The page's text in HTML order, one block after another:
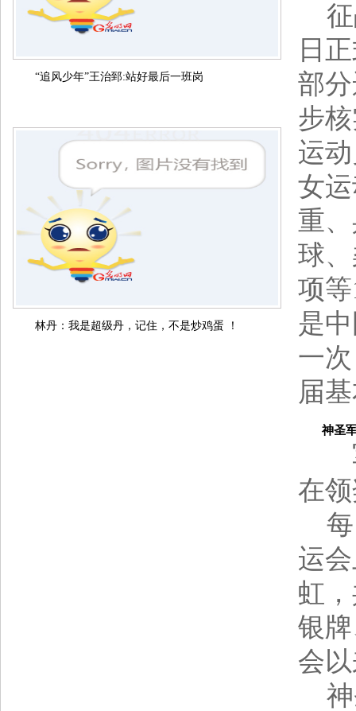
“追风少年”王治郅:站好最后一班岗
林丹：我是超级丹，记住，不是炒鸡蛋 ！
征
日
部
步
运
女
重
球
项
是
一
届
神圣军
军
在
每
运
虹
银
会
神